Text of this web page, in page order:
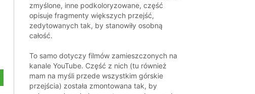
zmyślone, inne podkoloryzowane, część
opisuje fragmenty większych przejść,
zedytowanych tak, by stanowiły osobną
całość.
To samo dotyczy filmów zamieszczonych na
kanale YouTube. Część z nich (tu również
mam na myśli przede wszystkim górskie
przejścia) została zmontowana tak, by